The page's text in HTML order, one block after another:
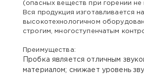
(опасных веществ при горении не
Вся продукция изготавливается
высокотехнологичном
строгим, многоступенчатым
Преимущества:
Пробка является отличным
материалом; снижает уровень